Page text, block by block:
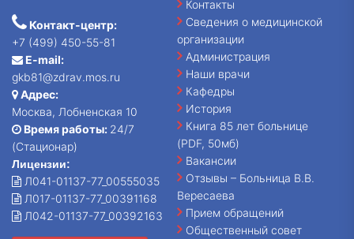
Контакт-центр:
+7 (499) 450-55-81
E-mail:
gkb81@zdrav.mos.ru
Адрес:
Москва, Лобненская 10
Время работы: 24/7
(Стационар)
Лицензии:
Л041-01137-77_00555035
Л017-01137-77_00391168
Л042-01137-77_00392163
Контакты
Сведения о медицинской
организации
Администрация
Наши врачи
Кафедры
История
Книга 85 лет больнице
(PDF, 50мб)
Вакансии
Отзывы – Больница В.В.
Вересаева
Прием обращений
Общественный совет